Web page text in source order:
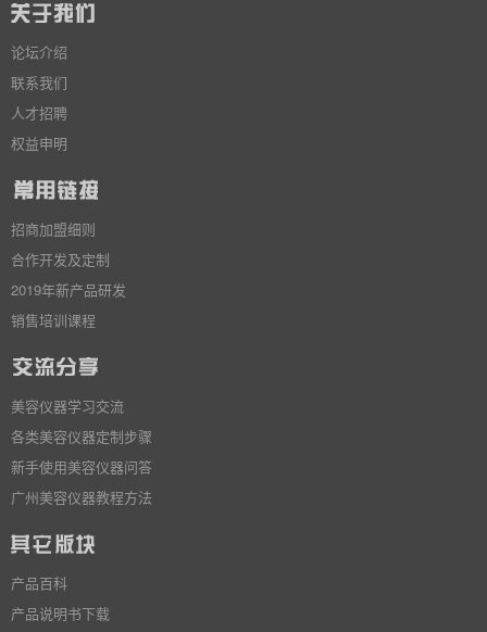
论坛介绍
联系我们
人才招聘
权益申明
招商加盟细则
合作开发及定制
2019年新产品研发
销售培训课程
美容仪器学习交流
各类美容仪器定制步骤
新手使用美容仪器问答
广州美容仪器教程方法
产品百科
产品说明书下载